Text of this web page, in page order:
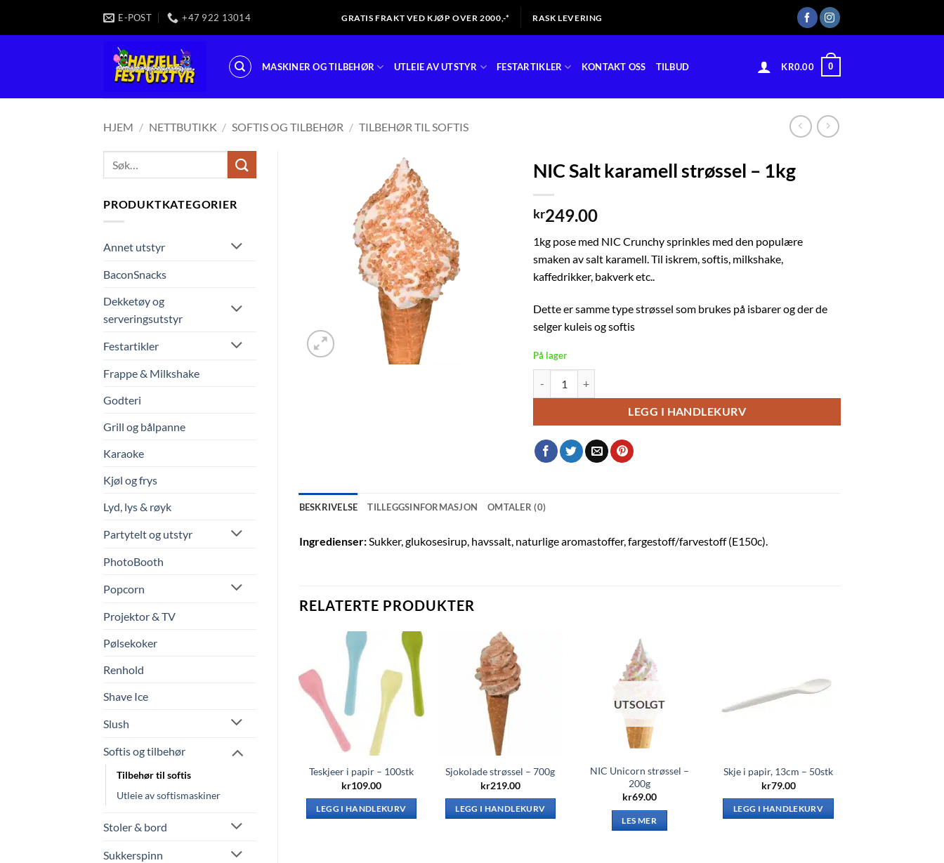
E-POST +47 922 13014 GRATIS FRAKT VED KJØP OVER 2000,-* RASK LEVERING
MASKINER OG TILBEHØR UTLEIE AV UTSTYR FESTARTIKLER KONTAKT OSS TILBUD KR0.00 0
HJEM / NETTBUTIKK / SOFTIS OG TILBEHØR / TILBEHØR TIL SOFTIS
PRODUKTKATEGORIER
Annet utstyr
BaconSnacks
Dekketøy og
serveringsutstyr
Festartikler
Frappe & Milkshake
Godteri
Grill og bålpanne
Karaoke
Kjøl og frys
Lyd, lys & røyk
Partytelt og utstyr
PhotoBooth
Popcorn
Projektor & TV
Pølsekoker
Renhold
Shave Ice
Slush
Softis og tilbehør
Tilbehør til softis
Utleie av softismaskiner
Stoler & bord
Sukkerspinn
NIC Salt karamell strøssel – 1kg
kr249.00
1kg pose med NIC Crunchy sprinkles med den populære
smaken av salt karamell. Til iskrem, softis, milkshake,
kaffedrikker, bakverk etc..
Dette er samme type strøssel som brukes på isbarer og der de
selger kuleis og softis
På lager
LEGG I HANDLEKURV
BESKRIVELSE TILLEGGSINFORMASJON OMTALER (0)
Ingredienser:Sukker, glukosesirup, havssalt, naturlige aromastoffer, fargestoff/farvestoff (E150c).
RELATERTE PRODUKTER
Teskjeer i papir – 100stk
kr109.00
LEGG I HANDLEKURV
Sjokolade strøssel – 700g
kr219.00
LEGG I HANDLEKURV
UTSOLGT
NIC Unicorn strøssel –
200g
kr69.00
LES MER
Skje i papir, 13cm – 50stk
kr79.00
LEGG I HANDLEKURV
Salt karamell saus,
milkshake og frappè –
Skje i papir, 17cm – 50stk